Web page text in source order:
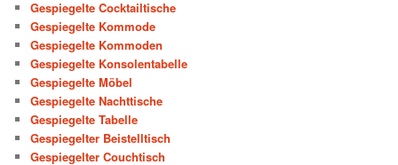
Gespiegelte Cocktailtische
Gespiegelte Kommode
Gespiegelte Kommoden
Gespiegelte Konsolentabelle
Gespiegelte Möbel
Gespiegelte Nachttische
Gespiegelte Tabelle
Gespiegelter Beistelltisch
Gespiegelter Couchtisch